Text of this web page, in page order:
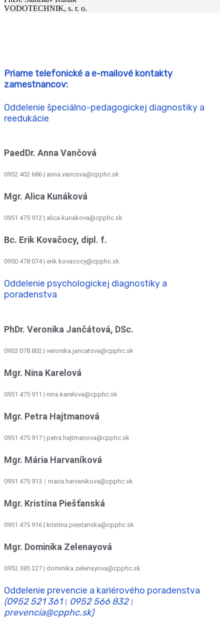
VODOTECHNIK, s. r. o.
Priame telefonické a e-mailové kontakty
zamestnancov:
Oddelenie špeciálno-pedagogickej diagnostiky a
reedukácie
PaedDr. Anna Vančová
0952 402 686 | anna.vancova@cpphc.sk
Mgr. Alica Kunáková
0951 475 912 | alica.kunakova@cpphc.sk
Bc. Erik Kovačocy, dipl. f.
0950 478 074 | erik.kovacocy@cpphc.sk
Oddelenie psychologickej diagnostiky a
poradenstva
PhDr. Veronika Jančátová, DSc.
0952 078 802 | veronika.jancatova@cpphc.sk
Mgr. Nina Karelová
0951 475 911 | nina.karelova@cpphc.sk
Mgr. Petra Hajtmanová
0951 475 917 | petra.hajtmanova@cpphc.sk
Mgr. Mária Harvaníková
0951 475 913 maria.harvanikova@cpphc.sk
Mgr. Kristína Piešťanská
0951 475 916 | kristina.piestanska@cpphc.sk
Mgr. Dominika Zelenayová
0952 385 227 | dominika.zelenayova@cpphc.sk
Oddelenie prevencie a kariérového poradenstva
(0952 521 361
0952 566 832
prevencia@cpphc.sk)